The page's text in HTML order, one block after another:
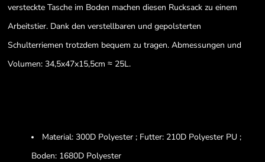
versteckte Tasche im Boden machen diesen Rucksack zu einem
Arbeitstier. Dank den verstellbaren und gepolsterten
Schulterriemen trotzdem bequem zu tragen. Abmessungen und
Volumen: 34,5x47x15,5cm ≈ 25L.
Material: 300D Polyester ; Futter: 210D Polyester PU ;
Boden: 1680D Polyester